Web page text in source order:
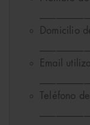
Domicilio
Email
Teléfono